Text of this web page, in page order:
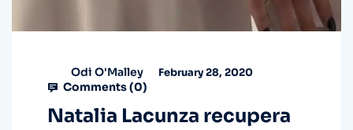
Odi O'Malley February 28, 2020
Comments (0)
Natalia Lacunza recupera